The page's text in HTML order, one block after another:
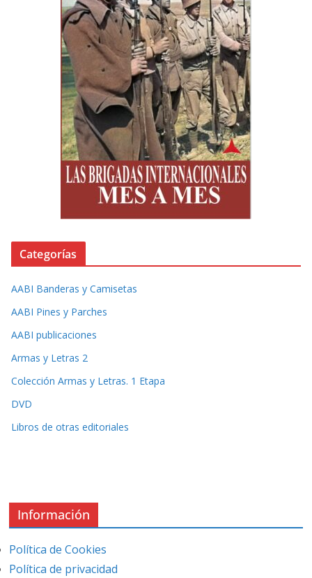
Categorías
AABI Banderas y Camisetas
AABI Pines y Parches
AABI publicaciones
Armas y Letras 2
Colección Armas y Letras. 1 Etapa
DVD
Libros de otras editoriales
Información
Política de Cookies
Política de privacidad